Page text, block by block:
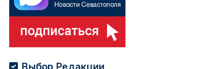
Выбор Редакции